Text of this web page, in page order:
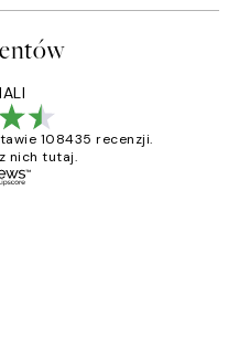
108435 recenzji.
nich tutaj.